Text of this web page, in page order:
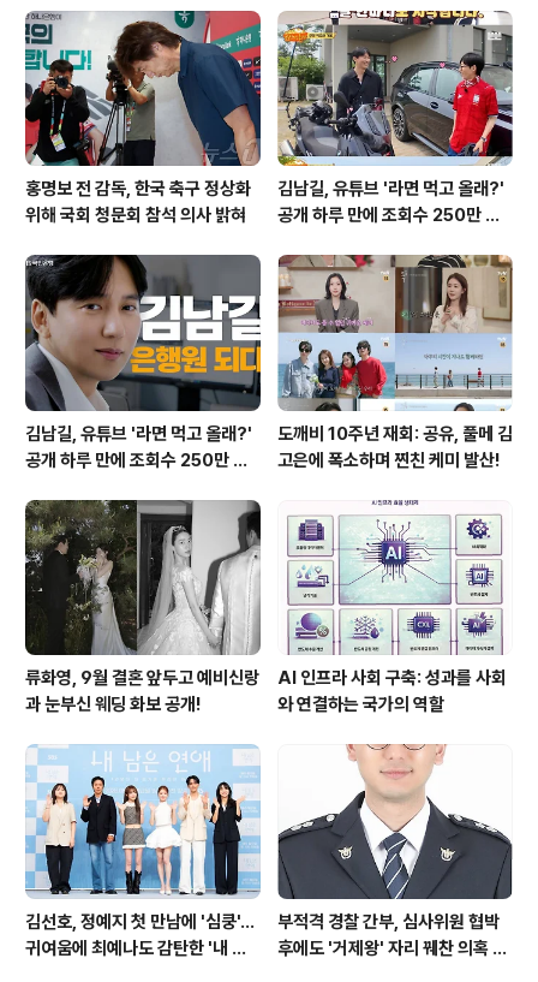
던지면서 자신감을 회복했습니다. 감독의 평가와 한재승의
향후 포부이범호 감독은 한재승 선수의 변화된 투구 내용
을 긍정적으로 평가하며 자신감을 찾아가고 있다고 밝혔습
니다. 한재승 선수는 남은 시즌 동안 ..
홍명보 전 감독, 한국 축구 정상화
위해 국회 청문회 참석 의사 밝혀
김남길, 유튜브 '라면 먹고 올래?'
공개 하루 만에 조회수 250만 돌
김남길, 유튜브 '라면 먹고 올래?'
공개 하루 만에 조회수 250만 돌
도깨비 10주년 재회: 공유, 풀메 김
고은에 폭소하며 찐친 케미 발산!
류화영, 9월 결혼 앞두고 예비신랑
과 눈부신 웨딩 화보 공개!
AI 인프라 사회 구축: 성과를 사회
와 연결하는 국가의 역할
김선호, 정예지 첫 만남에 '심쿵'…
귀여움에 최예나도 감탄한 '내 남
부적격 경찰 간부, 심사위원 협박
후에도 '거제왕' 자리 꿰찬 의혹 진